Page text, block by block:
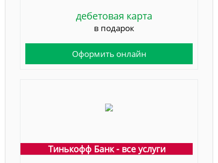
дебетовая карта
в подарок
Оформить онлайн
Тинькофф Банк - все услуги